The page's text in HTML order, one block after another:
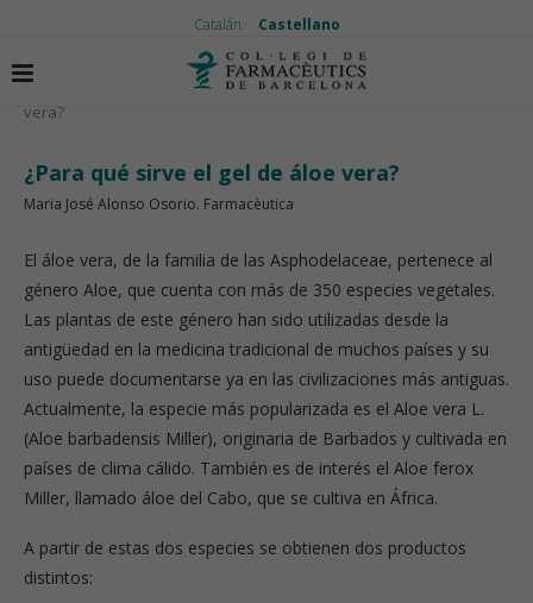
Catalán Castellano
Inicio Vida saludable
¿Para qué sirve el gel de áloe
vera?
¿Para qué sirve el gel de áloe vera?
Maria José Alonso Osorio. Farmacèutica
El áloe vera, de la familia de las Asphodelaceae, pertenece al
género Aloe, que cuenta con más de 350 especies vegetales.
Las plantas de este género han sido utilizadas desde la
antigüedad en la medicina tradicional de muchos países y su
uso puede documentarse ya en las civilizaciones más antiguas.
Actualmente, la especie más popularizada es el Aloe vera L.
(Aloe barbadensis Miller), originaria de Barbados y cultivada en
países de clima cálido. También es de interés el Aloe ferox
Miller, llamado áloe del Cabo, que se cultiva en África.
A partir de estas dos especies se obtienen dos productos
distintos: